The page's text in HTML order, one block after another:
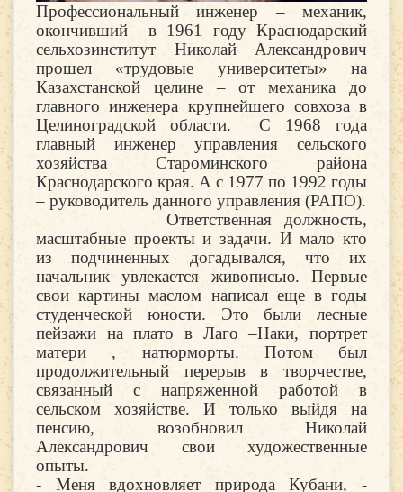
Профессиональный инженер – механик,
окончивший в 1961 году Краснодарский
сельхозинститут Николай Александрович
прошел «трудовые университеты» на
Казахстанской целине – от механика до
главного инженера крупнейшего совхоза в
Целиноградской области. С 1968 года
главный инженер управления сельского
хозяйства Староминского района
Краснодарского края. А с 1977 по 1992 годы
– руководитель данного управления (РАПО).
Ответственная должность,
масштабные проекты и задачи. И мало кто
из подчиненных догадывался, что их
начальник увлекается живописью. Первые
свои картины маслом написал еще в годы
студенческой юности. Это были лесные
пейзажи на плато в Лаго –Наки, портрет
матери , натюрморты. Потом был
продолжительный перерыв в творчестве,
связанный с напряженной работой в
сельском хозяйстве. И только выйдя на
пенсию, возобновил Николай
Александрович свои художественные
опыты.
- Меня вдохновляет природа Кубани, -